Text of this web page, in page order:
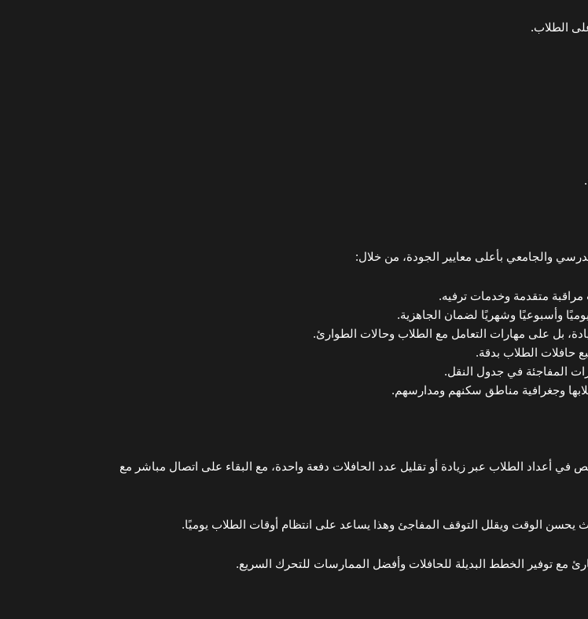
الطلاب.
والجامعي بأعلى معايير الجودة، من خلال:
متقدمة وخدمات ترفيه.
وأسبوعيًا وشهريًا لضمان الجاهزية.
بل على مهارات التعامل مع الطلاب وحالات الطوارئ.
المفاجئة في جدول النقل.
وجغرافية مناطق سكنهم ومدارسهم.
في أعداد الطلاب عبر زيادة أو تقليل عدد الحافلات دفعة واحدة، مع البقاء على اتصال مباشر مع
الوقت ويقلل التوقف المفاجئ وهذا يساعد على انتظام أوقات الطلاب يوميًا.
مع توفير الخطط البديلة للحافلات وأفضل الممارسات للتحرك السريع.